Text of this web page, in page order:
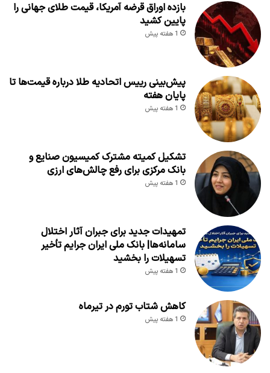
بازده اوراق قرضه آمریکا، قیمت طلای جهانی را
پایین کشید
1 هفته پیش
پیش‌بینی رییس اتحادیه طلا درباره قیمت‌ها تا
پایان هفته
1 هفته پیش
تشکیل کمیته مشترک کمیسیون صنایع و
بانک مرکزی برای رفع چالش‌های ارزی
1 هفته پیش
تمهیدات جدید برای جبران آثار اختلال
سامانه‌ها| بانک ملی ایران جرایم تأخیر
تسهیلات را بخشید
1 هفته پیش
کاهش شتاب تورم در تیرماه
1 هفته پیش